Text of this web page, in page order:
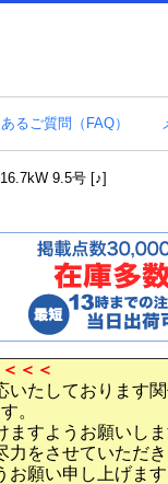
るご質問（FAQ）
9.5号 [♪]
＜＜
いたしております
。
ますようお願いし
力をさせていただ
お願い申し上げま